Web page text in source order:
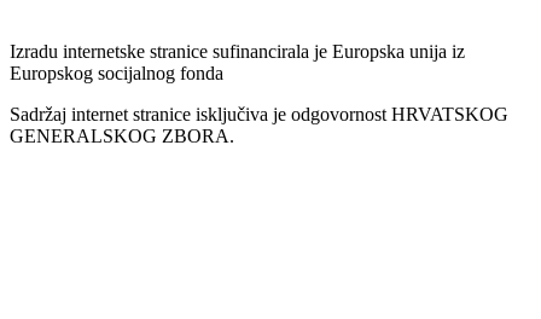
Izradu internetske stranice sufinancirala je Europska unija iz
Europskog socijalnog fonda
Sadržaj internet stranice isključiva je odgovornost HRVATSKOG
GENERALSKOG ZBORA.